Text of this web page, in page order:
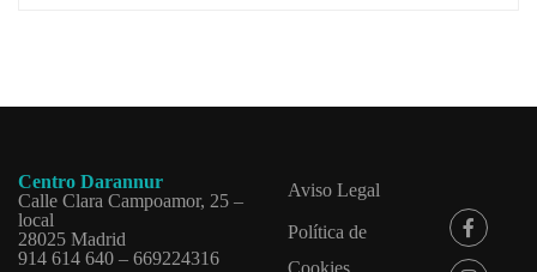
Centro Darannur
Calle Clara Campoamor, 25 –
local
28025 Madrid
914 614 640 – 669224316
Aviso Legal
Política de
Cookies